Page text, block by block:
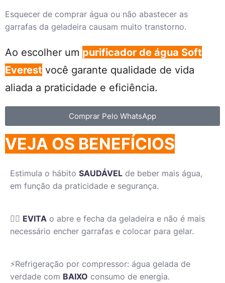
Esquecer de comprar água ou não abastecer as
garrafas da geladeira causam muito transtorno.
Ao escolher um purificador de água Soft
Everest você garante qualidade de vida
aliada a praticidade e eficiência.
Comprar Pelo WhatsApp
VEJA OS BENEFÍCIOS
Estimula o hábito SAUDÁVEL de beber mais água,
em função da praticidade e segurança.
👍🏻 EVITA o abre e fecha da geladeira e não é mais
necessário encher garrafas e colocar para gelar.
⚡️Refrigeração por compressor: água gelada de
verdade com BAIXO consumo de energia.